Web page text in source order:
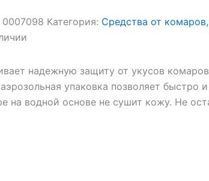
0007098 Категория: Средства от
надежную защиту от укусов
упаковка позволяет быстро
на водной основе не сушит кожу. Не